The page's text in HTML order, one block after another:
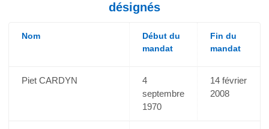
désignés
Nom
Début du
mandat
Fin du
mandat
Piet CARDYN
4
septembre
1970
14 février
2008